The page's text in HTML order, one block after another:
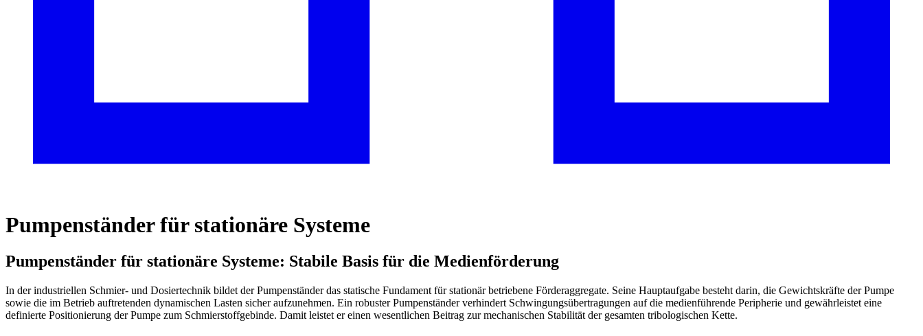
Pumpenständer für stationäre Systeme
Pumpenständer für stationäre Systeme: Stabile Basis für die Medienförderung
In der industriellen Schmier- und Dosiertechnik bildet der Pumpenständer das statische Fundament für stationär betriebene Förderaggregate. Seine Hauptaufgabe besteht darin, die Gewichtskräfte der Pumpe
sowie die im Betrieb auftretenden dynamischen Lasten sicher aufzunehmen. Ein robuster Pumpenständer verhindert Schwingungsübertragungen auf die medienführende Peripherie und gewährleistet eine
definierte Positionierung der Pumpe zum Schmierstoffgebinde. Damit leistet er einen wesentlichen Beitrag zur mechanischen Stabilität der gesamten tribologischen Kette.